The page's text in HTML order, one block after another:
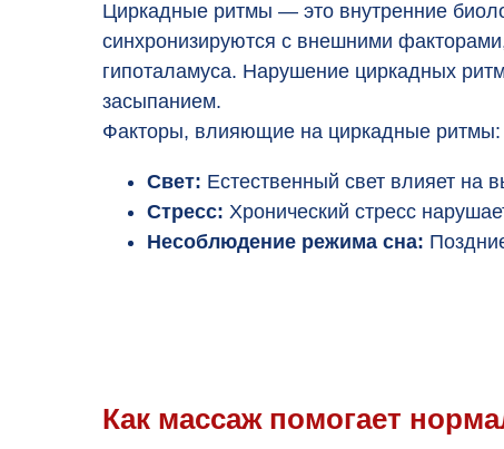
Циркадные ритмы — это внутренние
синхронизируются с внешними
гипоталамуса. Нарушение циркадных
засыпанием.
Факторы, влияющие на циркадные ритмы:
Свет: Естественный свет влияет на
Стресс: Хронический стресс
Несоблюдение режима сна:
Как массаж помогает